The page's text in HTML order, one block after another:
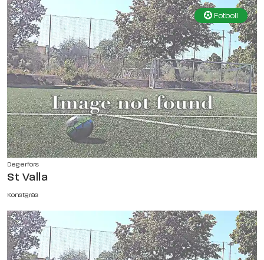
Fotboll
Degerfors
St Valla
Konstgräs